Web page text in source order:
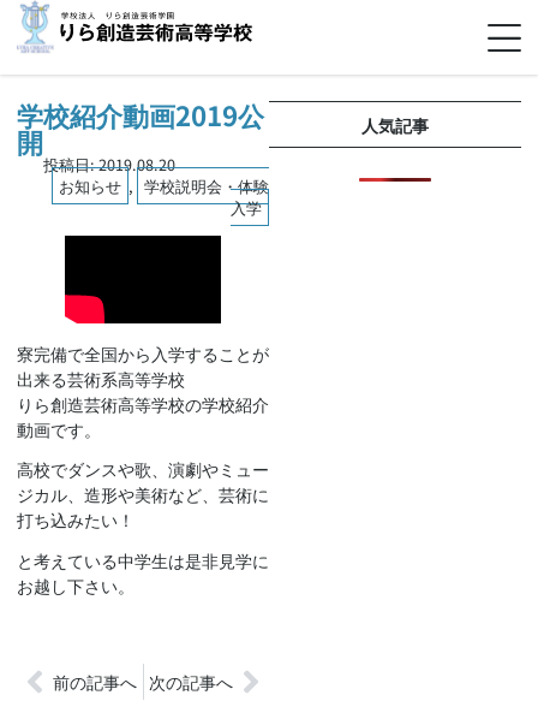
学校紹介動画2019公
開
投稿日:2019.08.20
お知らせ , 学校説明会・体験
入学
寮完備で全国から入学することが
出来る芸術系高等学校
りら創造芸術高等学校の学校紹介
動画です。
高校でダンスや歌、演劇やミュー
ジカル、造形や美術など、芸術に
打ち込みたい！
と考えている中学生は是非見学に
お越し下さい。
前の記事へ 次の記事へ
人気記事